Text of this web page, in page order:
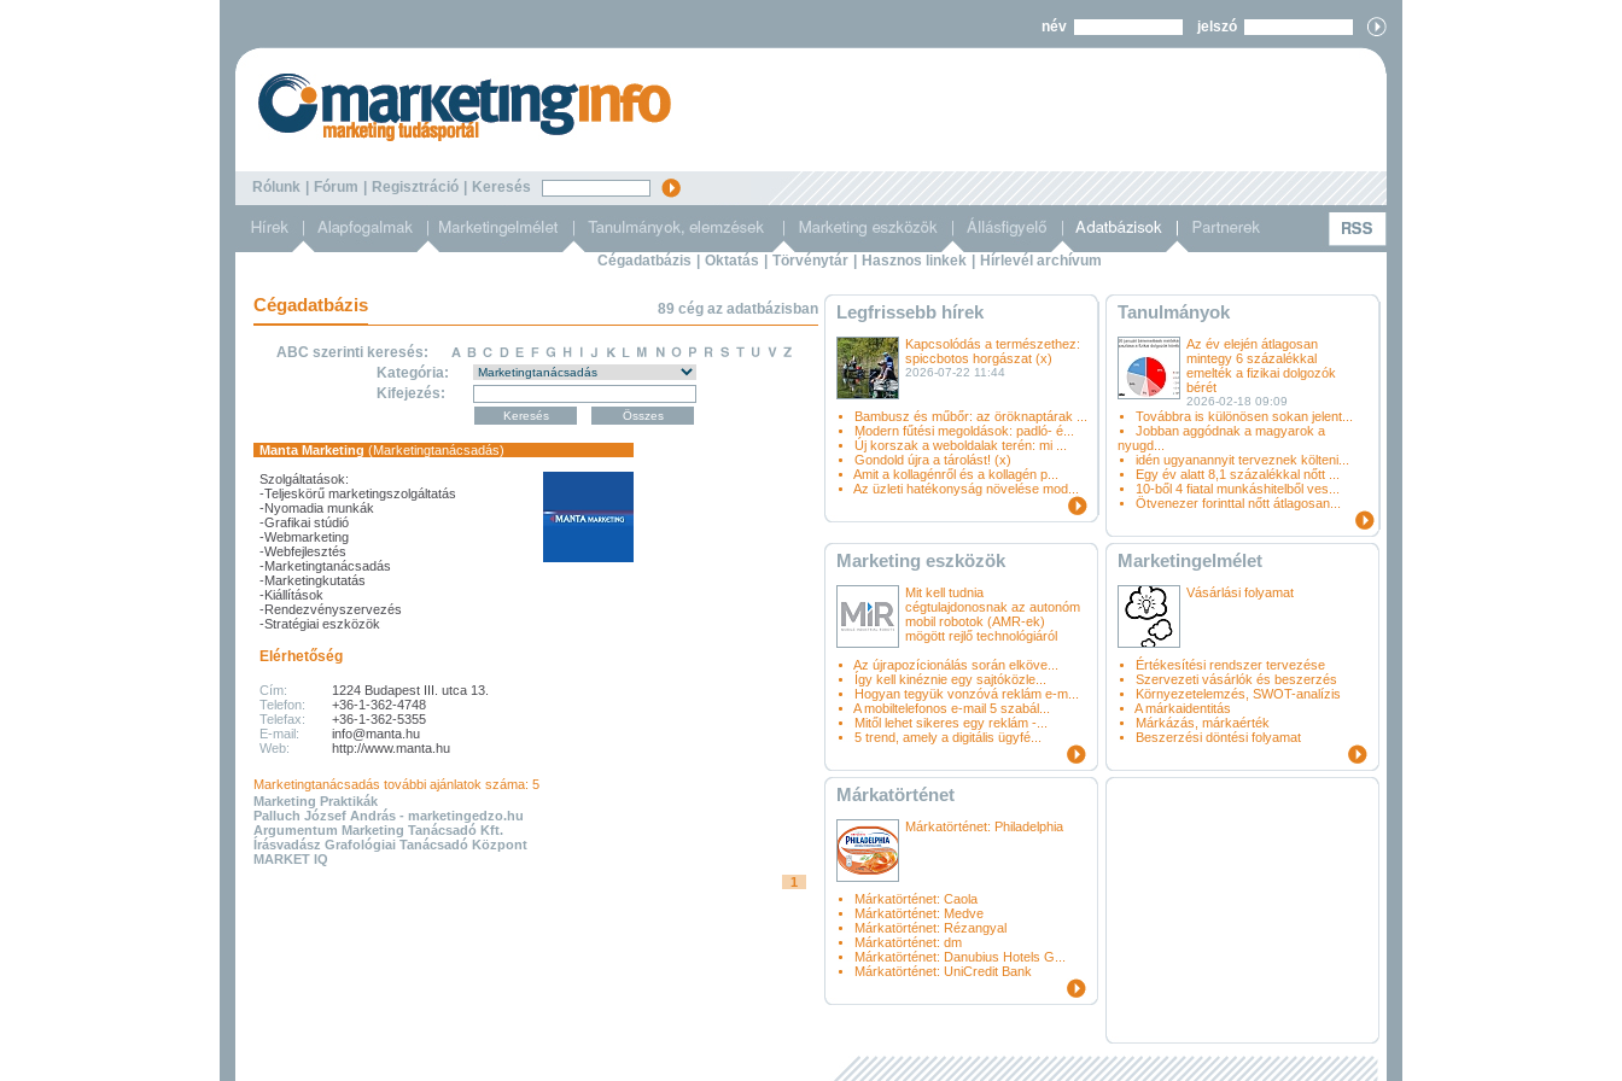
név jelszó
Rólunk Fórum Regisztráció Keresés
Cégadatbázis Oktatás Törvénytár Hasznos linkek Hírlevél archívum
Cégadatbázis 89 cég az adatbázisban
ABC szerinti keresés:
Kategória:
Kifejezés:
Manta Marketing (Marketingtanácsadás)
Szolgáltatások:
-Teljeskörű marketingszolgáltatás
-Nyomadia munkák
-Grafikai stúdió
-Webmarketing
-Webfejlesztés
-Marketingtanácsadás
-Marketingkutatás
-Kiállítások
-Rendezvényszervezés
-Stratégiai eszközök
Elérhetőség
Cím:
1224 Budapest III. utca 13.
Telefon:
+36-1-362-4748
Telefax:
+36-1-362-5355
E-mail:
info@manta.hu
Web:
http://www.manta.hu
Marketingtanácsadás további ajánlatok száma: 5
Marketing Praktikák
Palluch József András - marketingedzo.hu
Argumentum Marketing Tanácsadó Kft.
Írásvadász Grafológiai Tanácsadó Központ
MARKET IQ
1
Legfrissebb hírek
Kapcsolódás a természethez:
spiccbotos horgászat (x)
2026-07-22 11:44
Bambusz és műbőr: az öröknaptárak ...
Modern fűtési megoldások: padló- é...
Új korszak a weboldalak terén: mi ...
Gondold újra a tárolást! (x)
Amit a kollagénről és a kollagén p...
Az üzleti hatékonyság növelése mod...
Tanulmányok
Az év elején átlagosan
mintegy 6 százalékkal
emelték a fizikai dolgozók
bérét
2026-02-18 09:09
Továbbra is különösen sokan jelent...
Jobban aggódnak a magyarok a
nyugd...
idén ugyanannyit terveznek költeni...
Egy év alatt 8,1 százalékkal nőtt ...
10-ből 4 fiatal munkáshitelből ves...
Ötvenezer forinttal nőtt átlagosan...
Marketing eszközök
Mit kell tudnia
cégtulajdonosnak az autonóm
mobil robotok (AMR-ek)
mögött rejlő technológiáról
Az újrapozícionálás során elköve...
Így kell kinéznie egy sajtóközle...
Hogyan tegyük vonzóvá reklám e-m...
A mobiltelefonos e-mail 5 szabál...
Mitől lehet sikeres egy reklám -...
5 trend, amely a digitális ügyfé...
Marketingelmélet
Vásárlási folyamat
Értékesítési rendszer tervezése
Szervezeti vásárlók és beszerzés
Környezetelemzés, SWOT-analízis
A márkaidentitás
Márkázás, márkaérték
Beszerzési döntési folyamat
Márkatörténet
Márkatörténet: Philadelphia
Márkatörténet: Caola
Márkatörténet: Medve
Márkatörténet: Rézangyal
Márkatörténet: dm
Márkatörténet: Danubius Hotels G...
Márkatörténet: UniCredit Bank